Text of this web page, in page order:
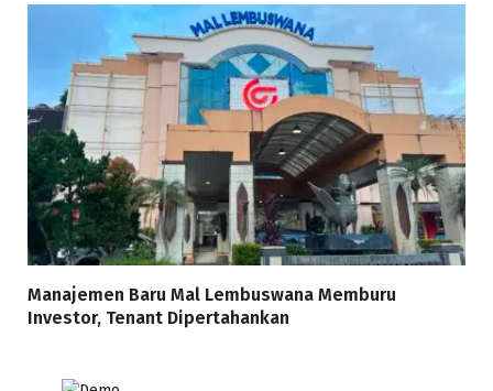
Manajemen Baru Mal Lembuswana Memburu
Investor, Tenant Dipertahankan